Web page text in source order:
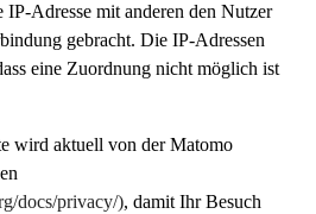
Adresse mit anderen den Nutzer
gebracht. Die IP-Adressen
eine Zuordnung nicht möglich ist
wird aktuell von der Matomo
docs/privacy/), damit Ihr Besuch